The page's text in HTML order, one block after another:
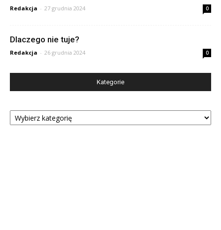
Redakcja - 27 grudnia 2024 0
Dlaczego nie tuje?
Redakcja - 26 grudnia 2024 0
Kategorie
Kategorie